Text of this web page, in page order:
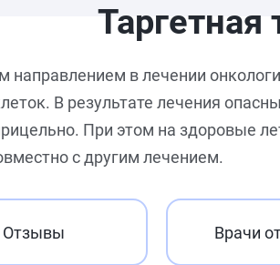
Таргетная
направлением в лечении
В результате лечения
При этом на здоровые
с другим лечением.
Отзывы Врачи